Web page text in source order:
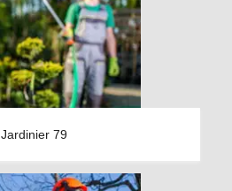
Jardinier 79